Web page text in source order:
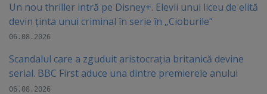
Un nou thriller intră pe Disney+. Elevii unui liceu de elită
devin ținta unui criminal în serie în „Cioburile”
06.08.2026
Scandalul care a zguduit aristocrația britanică devine
serial. BBC First aduce una dintre premierele anului
06.08.2026